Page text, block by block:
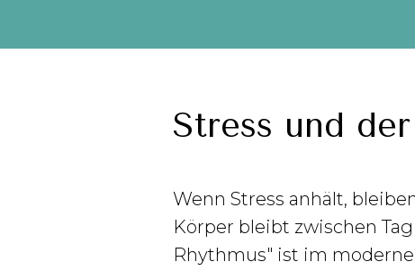
Stress und
Wenn Stress anhält,
Körper bleibt zwischen
Rhythmus" ist im